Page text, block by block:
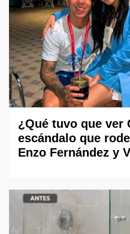
¿Qué tuvo que ver
escándalo que
Enzo Fernández y